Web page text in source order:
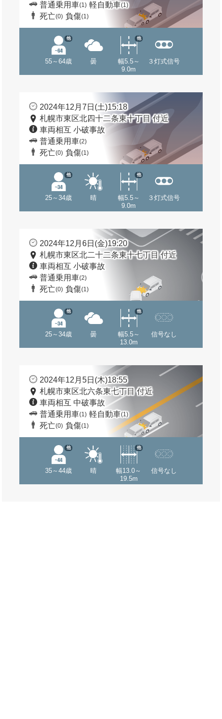
普通乗用車(1) 軽自動車(1)
死亡(0) 負傷(1)
55～64歳
他
曇
幅5.5～
9.0m
他
３灯式信号
2024年12月7日(土)15:18
札幌市東区北四十二条東十丁目 付近
車両相互 小破事故
普通乗用車(2)
死亡(0) 負傷(1)
25～34歳
他
晴
幅5.5～
9.0m
他
３灯式信号
2024年12月6日(金)19:20
札幌市東区北二十二条東十七丁目 付近
車両相互 小破事故
普通乗用車(2)
死亡(0) 負傷(1)
25～34歳
他
曇
幅5.5～
13.0m
他
信号なし
2024年12月5日(木)18:55
札幌市東区北六条東七丁目 付近
車両相互 中破事故
普通乗用車(1) 軽自動車(1)
死亡(0) 負傷(1)
35～44歳
他
晴
幅13.0～
19.5m
他
信号なし